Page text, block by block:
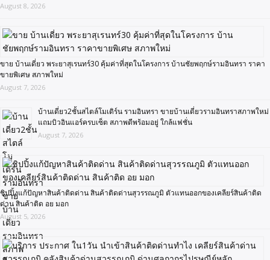
August 8, 2026
ขาย บ้านเดี่ยว พระยาสุเรนทร์30 คุ้มค่าที่สุดในโครงการ บ้านชัยพฤกษ์รามอินทรา ราคา
ขายพิเศษ สภาพใหม่
August 7, 2026
บ้านเดี่ยว2ชั้นสไตล์โมเดิร์น รามอินทรา ขายบ้านเดี่ยวรามอินทราสภาพใหม่
แถมบิวอินแอร์ครบเซ็ต สภาพดีพร้อมอยู่ ใกล้แฟชั่น
August 7, 2026
ชิปปิ้งแก้ปัญหาสินค้าติดด่าน สินค้าติดด่านสุวรรณภูมิ ตัวแทนออกของเคลียร์สินค้าติด
ด่าน สินค้าติด อย มอก
August 5, 2026